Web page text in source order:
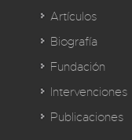
Artículos
Biografía
Fundación
Intervenciones
Publicaciones